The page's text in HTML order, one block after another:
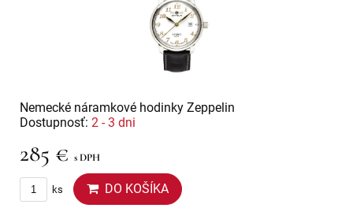
Nemecké náramkové hodinky Zeppelin
Dostupnosť: 2 - 3 dni
285 € s DPH
ks DO KOŠÍKA